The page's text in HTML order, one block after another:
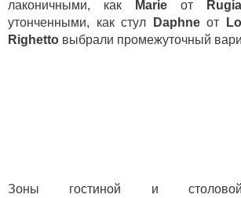
лаконичными, как
Marie от
утонченными, как стул
Daphne от
Righetto выбрали промежуточный
Зоны гостиной и